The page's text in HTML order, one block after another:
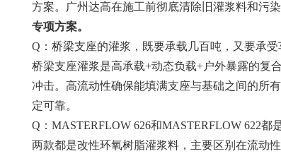
方案。广州达高在施工前彻底清除旧灌浆料和污
专项方案。
Q：桥梁支座的灌浆，既要承载几百吨，又要承
桥梁支座灌浆是高承载+动态负载+户外暴露的复
冲击。高流动性确保能填满支座与基础之间的所
定可靠。
Q：MASTERFLOW 626和MASTERFLOW 622都
两款都是改性环氧树脂灌浆料，主要区别在流动